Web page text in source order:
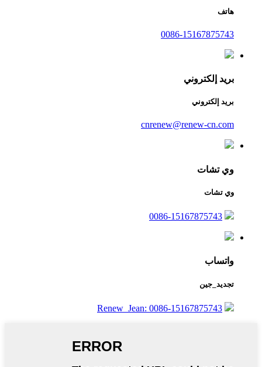
هاتف
0086-15167875743
بريد إلكتروني
بريد إلكتروني
cnrenew@renew-cn.com
وي تشات
وي تشات
0086-15167875743
واتساب
تجديد_جين
Renew_Jean: 0086-15167875743